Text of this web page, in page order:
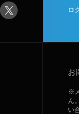
ロ
お
※
ん
い